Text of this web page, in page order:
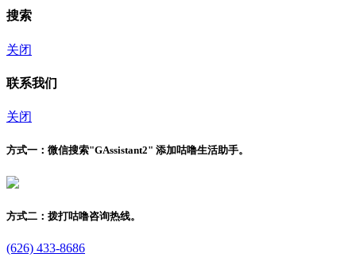
搜索
关闭
联系我们
关闭
方式一： 微信搜索"GAssistant2" 添加咕噜生活助手。
方式二： 拨打咕噜咨询热线。
(626) 433-8686